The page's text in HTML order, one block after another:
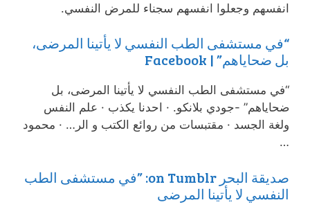
انفسهم وجعلوا انفسهم سجناء للمرض النفسي.
“في مستشفى الطب النفسي لا يأتينا المرضى،
بل ضحاياهم” | Facebook
“في مستشفى الطب النفسي لا يأتينا المرضى، بل
ضحاياهم” -جودي بلانكو. · احدنا يكذب · علم النفس
ولغة الجسد · مقتبسات من روائع الكتب و الر… · محمود
…
صديقة البحر on Tumblr: ‏”في مستشفى الطب
النفسي لا يأتينا المرضى